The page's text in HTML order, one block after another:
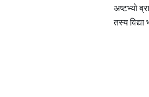
अष्टभ्यो
तस्य